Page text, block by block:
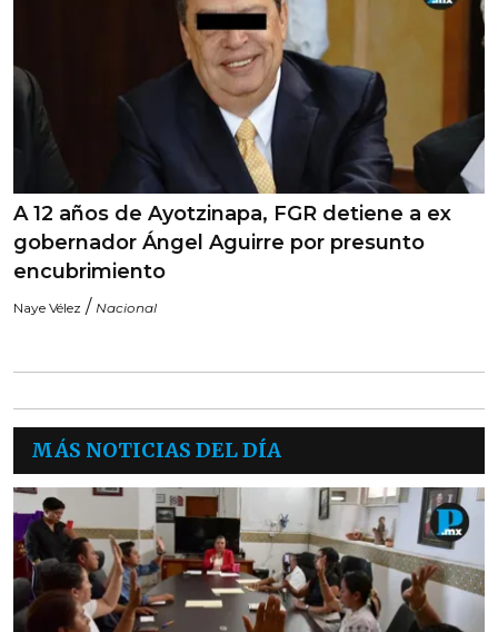
A 12 años de Ayotzinapa, FGR detiene a ex
gobernador Ángel Aguirre por presunto
encubrimiento
Naye Vélez / Nacional
MÁS NOTICIAS DEL DÍA